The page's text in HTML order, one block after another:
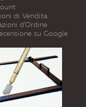
di Vendita
d'Ordine
su Google